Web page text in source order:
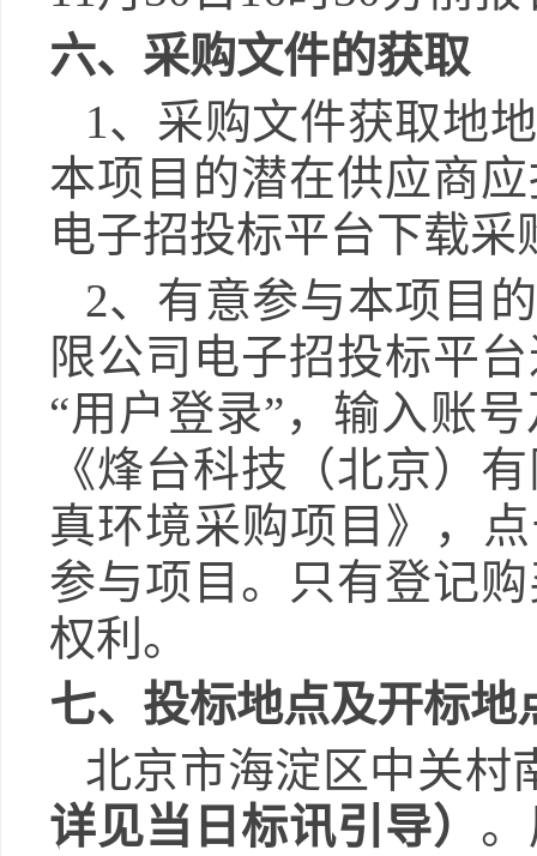
六、采购文件的获取
1、采购文件获取地
本项目的潜在供应商
电子招投标平台下载采
2、有意参与本项目
限公司电子招投标平
“用户登录”，输入账
《烽台科技（北京）
真环境采购项目 》，
参与项目。只有登记
权利。
七、投标地点及开标地
北京市海淀区中关村
详见当日标讯引导）